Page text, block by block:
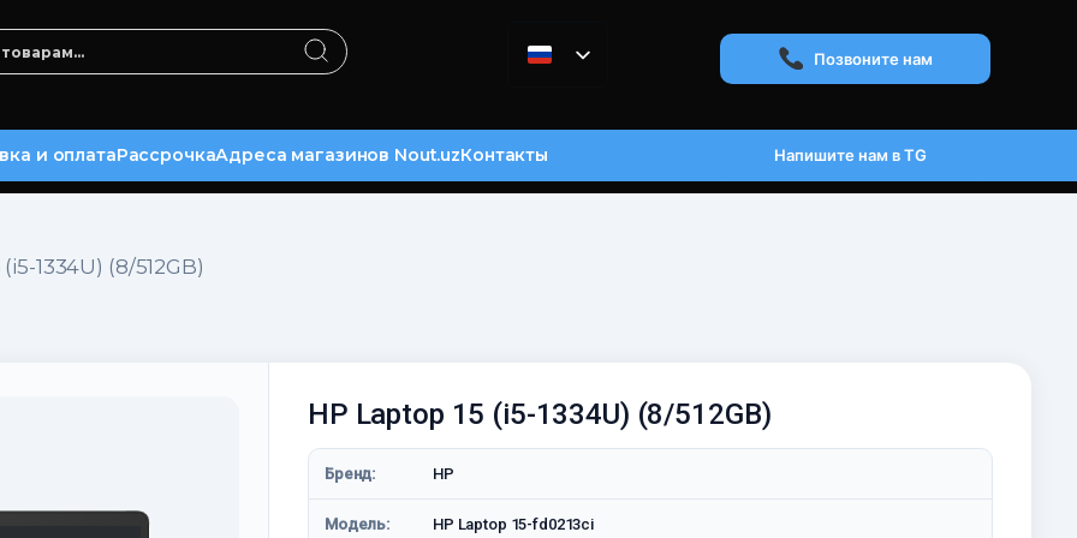
Позвоните нам
и оплатаРассрочкаАдреса магазинов Nout.uzКонтакты Напишите нам в TG
1334U) (8/512GB)
HP Laptop 15 (i5-1334U) (8/512GB)
Бренд: HP
Модель: HP Laptop 15-fd0213ci